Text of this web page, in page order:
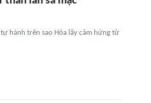
hành trên sao Hỏa lấy cảm hứng từ